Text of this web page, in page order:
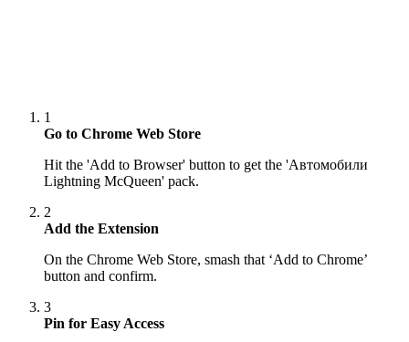
1
Go to Chrome Web Store
Hit the 'Add to Browser' button to get the 'Автомобили
Lightning McQueen' pack.
2
Add the Extension
On the Chrome Web Store, smash that ‘Add to Chrome’
button and confirm.
3
Pin for Easy Access